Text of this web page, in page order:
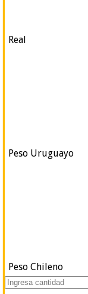
Real
Peso Uruguayo
Peso Chileno